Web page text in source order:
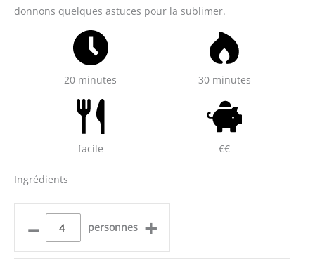
donnons quelques astuces pour la sublimer.
20 minutes 30 minutes
facile €€
Ingrédients
– personnes +